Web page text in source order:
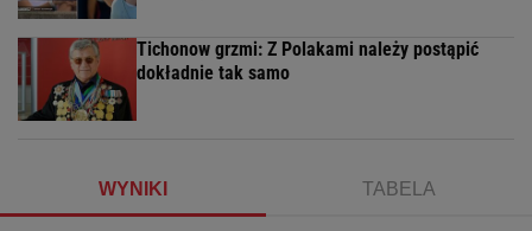
Tichonow grzmi: Z Polakami należy postąpić
dokładnie tak samo
WYNIKI TABELA